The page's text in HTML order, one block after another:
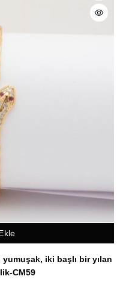
yumuşak, iki başlı bir yılan
CM59